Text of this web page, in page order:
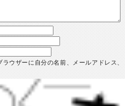
ウザーに自分の名前、メールアドレス、